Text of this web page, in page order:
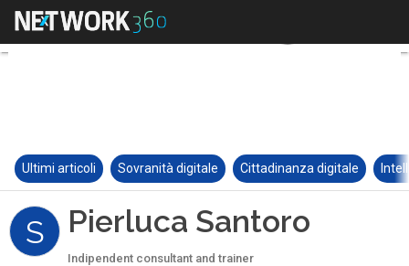
Ultimi articoli Sovranità digitale Cittadinanza digitale
S Pierluca Santoro
Indipendent consultant and trainer